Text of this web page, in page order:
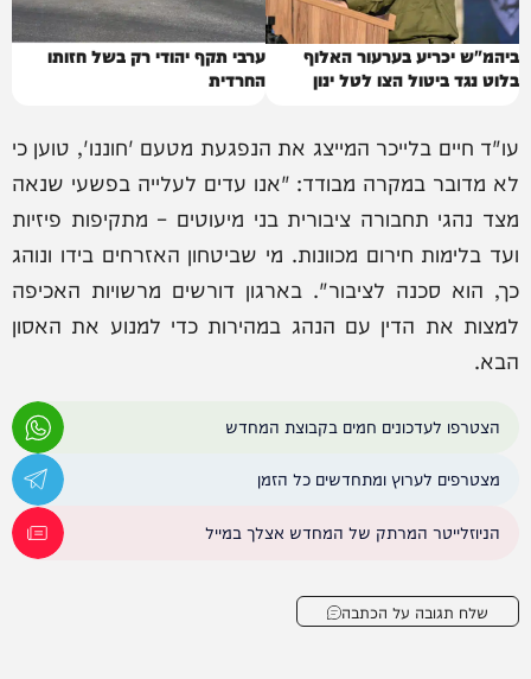
ביהמ"ש יכריע בערעור האלוף
בלוט נגד ביטול הצו לטל ינון
ערבי תקף יהודי רק בשל חזותו
החרדית
עו"ד חיים בלייכר המייצג את הנפגעת מטעם 'חוננו', טוען כי
לא מדובר במקרה מבודד: "אנו עדים לעלייה בפשעי שנאה
מצד נהגי תחבורה ציבורית בני מיעוטים – מתקיפות פיזיות
ועד בלימות חירום מכוונות. מי שביטחון האזרחים בידו ונוהג
כך, הוא סכנה לציבור". בארגון דורשים מרשויות האכיפה
למצות את הדין עם הנהג במהירות כדי למנוע את האסון
הבא.
הצטרפו לעדכונים חמים בקבוצת המחדש
מצטרפים לערוץ ומתחדשים כל הזמן
הניוזלייטר המרתק של המחדש אצלך במייל
שלח תגובה על הכתבה